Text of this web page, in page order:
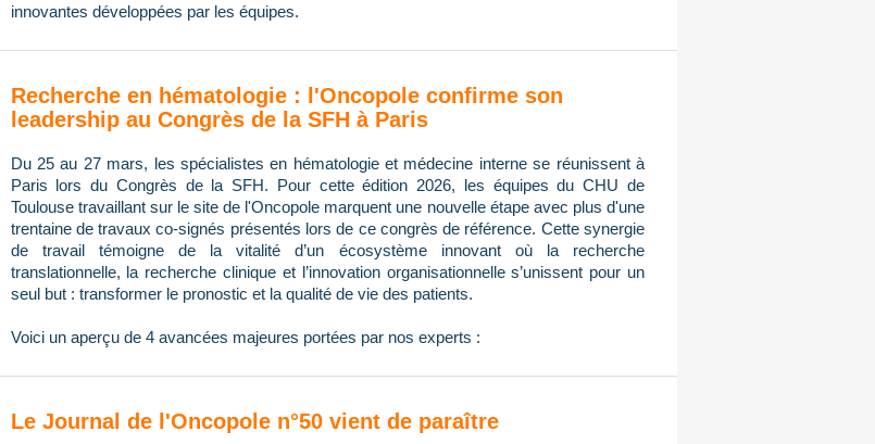
innovantes développées par les équipes.
Recherche en hématologie : l'Oncopole confirme son
leadership au Congrès de la SFH à Paris
Du 25 au 27 mars, les spécialistes en hématologie et médecine interne se réunissent à
Paris lors du Congrès de la SFH. Pour cette édition 2026, les équipes du CHU de
Toulouse travaillant sur le site de l'Oncopole marquent une nouvelle étape avec plus d'une
trentaine de travaux co-signés présentés lors de ce congrès de référence. Cette synergie
de travail témoigne de la vitalité d’un écosystème innovant où la recherche
translationnelle, la recherche clinique et l’innovation organisationnelle s’unissent pour un
seul but : transformer le pronostic et la qualité de vie des patients.
Voici un aperçu de 4 avancées majeures portées par nos experts :
Le Journal de l'Oncopole n°50 vient de paraître